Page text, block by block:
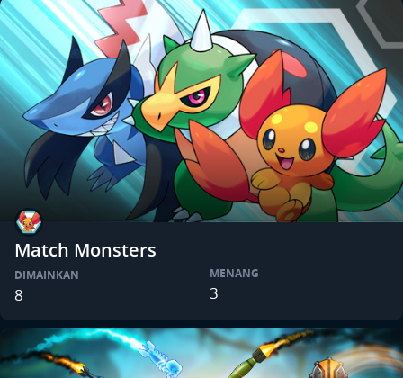
Match Monsters
DIMAINKAN
8
MENANG
3